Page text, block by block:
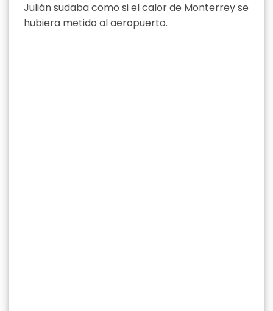
Julián sudaba como si el calor de Monterrey se
hubiera metido al aeropuerto.